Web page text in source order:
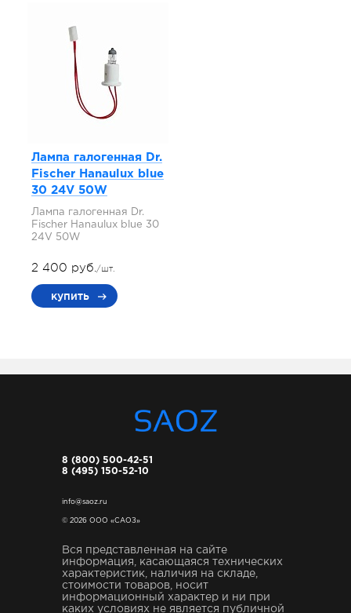
Лампа галогенная Dr.
Fischer Hanaulux blue
30 24V 50W
Лампа галогенная Dr.
Fischer Hanaulux blue 30
24V 50W
2 400 руб./шт.
купить
8 (800) 500-42-51
8 (495) 150-52-10
info@saoz.ru
© 2026 ООО «САОЗ»
Вся представленная на сайте
информация, касающаяся технических
характеристик, наличия на складе,
стоимости товаров, носит
информационный характер и ни при
каких условиях не является публичной